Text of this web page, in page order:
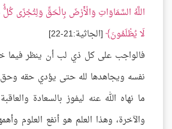
اللَّهُ السَّمَاوَاتِ وَالْأَرْضَ بِالْحَقِّ وَلِتُجْزَى
لَا يُظْلَمُونَ [الجاثية:21-22]
فالواجب على كل ذي لب أن ينظر فيما
نفسه ويجاهدها لله حتى يؤدي حقه
ما نهاه الله عنه ليفوز بالسعادة
والآخرة، وهذا العلم هو أنفع العلوم